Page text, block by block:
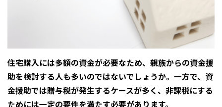
直営工事
1メーターモジュール
外観・インテリア集
WEB住宅展示場
リフォームの流れ
介護保険利用で快適リフォーム
安心のサポートシステム
商品紹介
分譲マンション
分譲マンション トップ
トランクルーム
住宅購入には多額の資金が必要なため、親族からの資金援
助を検討する人も多いのではないでしょうか。一方で、資
金援助では贈与税が発生するケースが多く、非課税にする
ためには一定の要件を満たす必要があります。